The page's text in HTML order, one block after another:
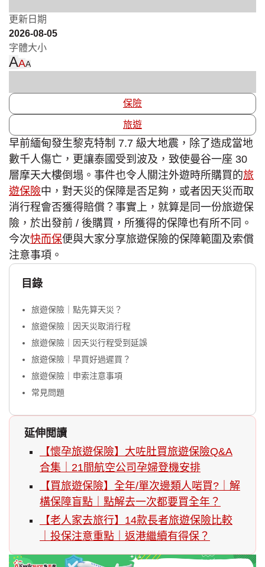
更新日期
2026-08-05
字體大小
AAA
保險
旅遊
早前緬甸發生黎克特制 7.7 級大地震，除了造成當地
數千人傷亡，更讓泰國受到波及，致使曼谷一座 30
層摩天大樓倒塌。事件也令人關注外遊時所購買的旅
遊保險中，對天災的保障是否足夠，或者因天災而取
消行程會否獲得賠償？事實上，就算是同一份旅遊保
險，於出發前 / 後購買，所獲得的保障也有所不同。
今次快而保便與大家分享旅遊保險的保障範圍及索償
注意事項。
目錄
旅遊保險｜點先算天災？
旅遊保險｜因天災取消行程
旅遊保險｜因天災行程受到延誤
旅遊保險｜早買好過遲買？
旅遊保險｜申索注意事項
常見問題
延伸閲讀
【懷孕旅遊保險】大咗肚買旅遊保險Q&A
合集｜21間航空公司孕婦登機安排
【買旅遊保險】全年/單次邊類人啱買?｜解
構保障盲點｜點解去一次都要買全年？
【老人家去旅行】14款長者旅遊保險比較
｜投保注意重點｜返港繼續有得保？